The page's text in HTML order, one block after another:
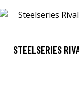
STEELSERIES